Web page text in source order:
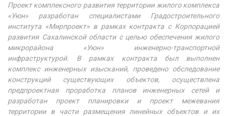
Проект комплексного развития территории жилого комплекса
«Уюн» разработан специалистами Градостроительного
института «Мирпроект» в рамках контракта с Корпорацией
развития Сахалинской области с целью обеспечения жилого
микрорайона «Уюн» инженерно-транспортной
инфраструктурой. В рамках контракта был выполнен
комплекс инженерных изысканий, проведено обследование
конструкций существующих объектов, осуществлена
предпроектная проработка планов инженерных сетей и
разработан проект планировки и проект межевания
территории в части размещения линейных объектов и их